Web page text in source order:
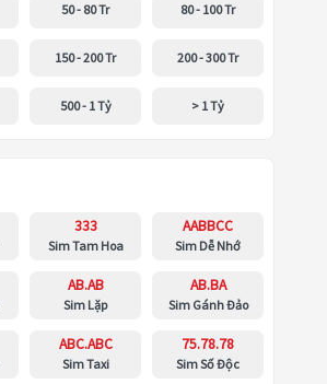
50 - 80 Tr 80 - 100 Tr
150 - 200 Tr 200 - 300 Tr
500 - 1 Tỷ > 1 Tỷ
333
Sim Tam Hoa
AABBCC
Sim Dễ Nhớ
AB.AB
Sim Lặp
AB.BA
Sim Gánh Đảo
ABC.ABC
Sim Taxi
75.78.78
Sim Số Độc